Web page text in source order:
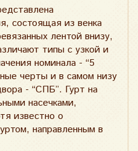
состоящая из венка
лентой внизу,
типы с узкой и
номинала - “5
черты и в самом низу
- “СПБ”. Гурт на
насечками,
известно о
направленным в